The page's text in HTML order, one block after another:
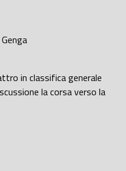
in classifica generale
la corsa verso la